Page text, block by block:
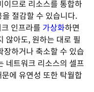
이므로 리소스를 통합하
절감할 수 있습니다.
인프라를 가상화하면
않아도, 원하는 대로 필
하거나 축소할 수 있습
네트워크 리소스의 셀프
에 유연성 또한 탁월합